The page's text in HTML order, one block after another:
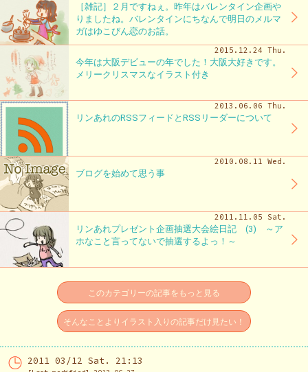
［雑記］２月ですねぇ。昨年はバレンタイン企画や
りましたね。バレンタインにちなんで明日のメルマ
ガはゆこびん恋のお話。
2015.12.24 Thu.
今年は大阪デビューの年でした！大阪大好きです。
メリークリスマスなイラスト付き
2013.06.06 Thu.
リンあれのRSSフィードとRSSリーダーについて
2010.08.11 Wed.
ブログを始めて思う事
2011.11.05 Sat.
リンあれプレゼント企画抽選大会絵日記 (3) ～ア
ホなこと言ってないで抽選するよっ！～
このカテゴリーの記事をもっと見る
そんなことよりイラスト入りの記事だけ見たい！
2011 03/12 Sat. 21:13